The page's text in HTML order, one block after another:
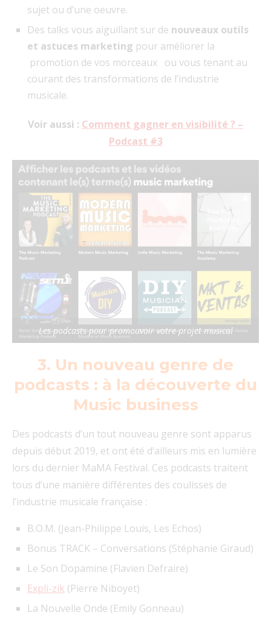
sujet ou d’une oeuvre.
Des talks vous aiguillant sur de nouveaux outils
et astuces marketing pour améliorer la
promotion de vos morceaux ou vous tenant au
courant des transformations de l’industrie
musicale.
Voir aussi : Comment gagner en visibilité ? –
Podcast #3
Les podcasts pour promouvoir votre projet musical
3. Un nouveau genre de
podcasts : à la découverte du
Music business
Des podcasts d’un tout nouveau genre sont apparus
depuis début 2019, et ont été d’ailleurs mis en lumière
lors du dernier MaMA Festival. Ces podcasts traitent
tous d’une manière différentes des coulisses de
l’industrie musicale française :
B.O.M. (Jean-Philippe Louis, Les Echos)
Bonus TRACK – Conversations (Stéphanie Giraud)
Le Son Dopamine (Flavien Defraire)
Expli-zik (Pierre Niboyet)
La Nouvelle Onde (Emily Gonneau)